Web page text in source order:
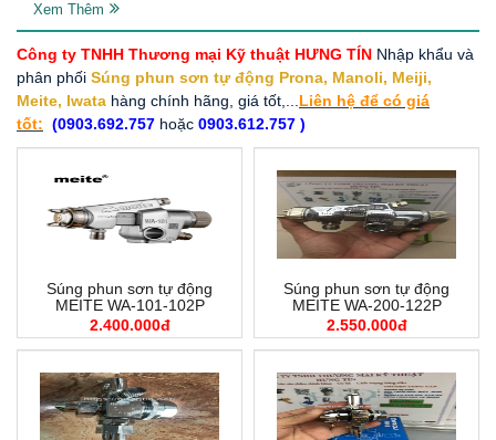
Xem Thêm
Công ty TNHH Thương mại Kỹ thuật HƯNG TÍN Nhập khẩu và
phân phối Súng phun sơn tự động Prona, Manoli, Meiji,
Meite, Iwata hàng chính hãng, giá tốt,... Liên hệ để có giá
tốt: (0903.692.757 hoặc 0903.612.757 )
Súng phun sơn tự động
MEITE WA-101-102P
2.400.000đ
Súng phun sơn tự động
MEITE WA-200-122P
2.550.000đ